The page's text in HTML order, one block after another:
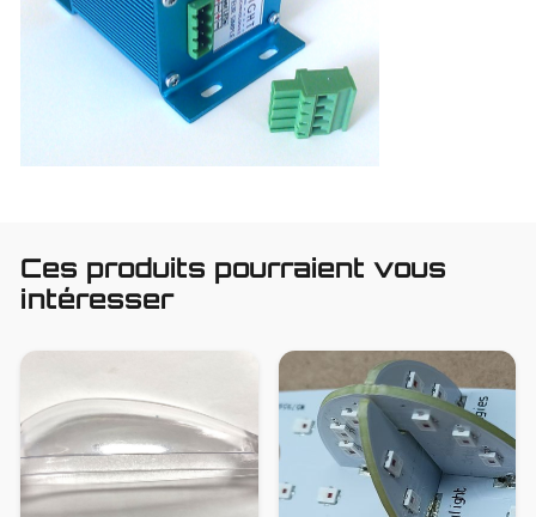
Ces produits pourraient vous
intéresser